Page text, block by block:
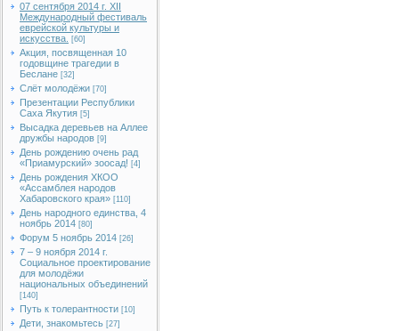
07 сентября 2014 г. XII
Международный фестиваль
еврейской культуры и
искусства.
[60]
Акция, посвященная 10
годовщине трагедии в
Беслане [32]
Слёт молодёжи [70]
Презентации Республики
Саха Якутия [5]
Высадка деревьев на Аллее
дружбы народов [9]
День рождению очень рад
«Приамурский» зоосад! [4]
День рождения ХКОО
«Ассамблея народов
Хабаровского края» [110]
День народного единства, 4
ноябрь 2014 [80]
Форум 5 ноябрь 2014 [26]
7 – 9 ноября 2014 г.
Социальное проектирование
для молодёжи
национальных объединений
[140]
Путь к толерантности [10]
Дети, знакомьтесь [27]